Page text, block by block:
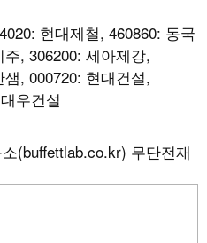
현대제철, 460860: 동국
, 306200: 세아제강,
, 000720: 현대건설,
우건설
(buffettlab.co.kr) 무단전재